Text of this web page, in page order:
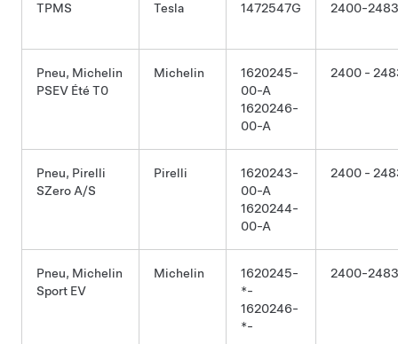
TPMS Tesla 1472547G 2400-
Pneu, Michelin
PSEV Été T0
Michelin
1620245-
00-A
1620246-
00-A
2400 -
Pneu, Pirelli
SZero A/S
Pirelli
1620243-
00-A
1620244-
00-A
2400 -
Pneu, Michelin
Sport EV
Michelin
1620245-
*-
1620246-
*-
2400-